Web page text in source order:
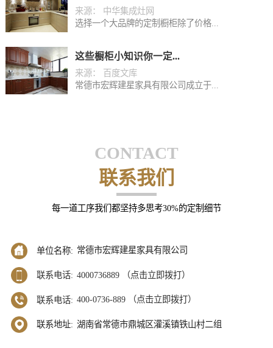
来源： 中华集成灶网
选择一个大品牌的定制橱柜除了价格...
这些橱柜小知识你一定...
来源： 百度文库
常德市宏辉建星家具有限公司成立于...
CONTACT
联系我们
每一道工序我们都坚持多思考30%的定制细节
单位名称: 常德市宏辉建星家具有限公司
联系电话: 4000736889 （点击立即拨打）
联系电话: 400-0736-889 （点击立即拨打）
联系地址: 湖南省常德市鼎城区灌溪镇铁山村二组